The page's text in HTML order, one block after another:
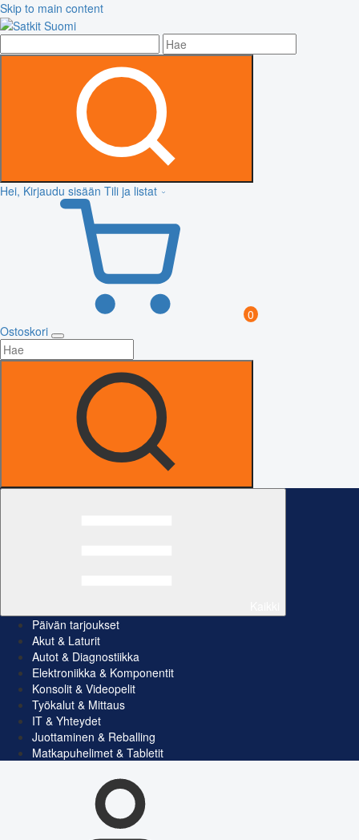
Skip to main content
Hei, Kirjaudu sisään Tili ja listat
0
Ostoskori
Päivän tarjoukset
Akut & Laturit
Autot & Diagnostiikka
Elektroniikka & Komponentit
Konsolit & Videopelit
Työkalut & Mittaus
IT & Yhteydet
Juottaminen & Reballing
Matkapuhelimet & Tabletit